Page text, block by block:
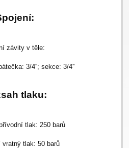
závity v těle:
3/4''; sekce: 3/4''
tlaku:
tlak: 250 barů
vratný tlak: 50 barů